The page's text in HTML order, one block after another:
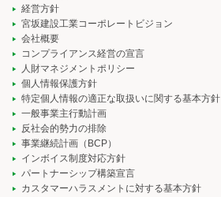
経営方針
宮坂建設工業コーポレートビジョン
会社概要
コンプライアンス経営の宣言
人財マネジメントポリシー
個人情報保護方針
特定個人情報の適正な取扱いに関する基本方針
一般事業主行動計画
反社会的勢力の排除
事業継続計画（BCP）
インボイス制度対応方針
パートナーシップ構築宣言
カスタマーハラスメントに対する基本方針